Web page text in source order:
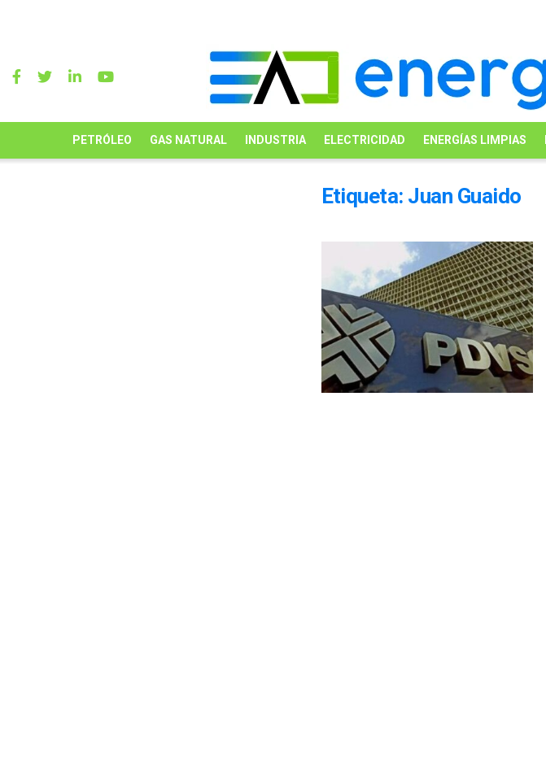
PETRÓLEO GAS NATURAL INDUSTRIA ELECTRICIDAD ENERGÍAS LIMPIAS
Etiqueta: Juan Guaido